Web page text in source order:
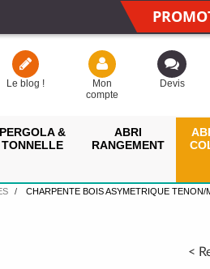
Le blog !
Mon
compte
Devis
PERGOLA &
TONNELLE
ABRI
RANGEMENT
CHARPENTE BOIS ASYMETRIQUE TENON/
<